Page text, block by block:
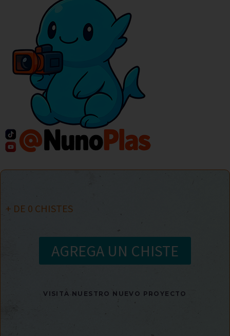
+ DE 0 CHISTES
AGREGA UN CHISTE
VISITA NUESTRO NUEVO PROYECTO